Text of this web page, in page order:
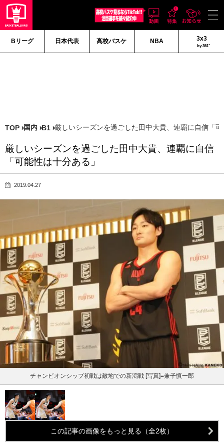
Bリーグ 日本代表 高校バスケ NBA 3x3
by 361°
TOP 国内 B1 厳しいシーズンを過ごした田中大貴、連覇に自信「
厳しいシーズンを過ごした田中大貴、連覇に自信
「可能性は十分ある」
2019.04.27
チャンピオンシップ初戦は敵地での新潟戦 [写真]=兼子慎一郎
この記事の画像をもっと見る（全2枚）